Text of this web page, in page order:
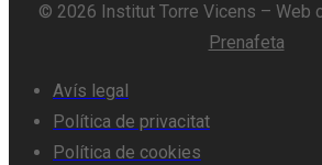
© 2026 Institut Torre Vicens – Web
Prenafeta
Avís legal
Política de privacitat
Política de cookies